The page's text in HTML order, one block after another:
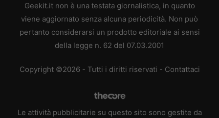
Geekit.it non è una testata giornalistica, in quanto
viene aggiornato senza alcuna periodicità. Non può
pertanto considerarsi un prodotto editoriale ai sensi
della legge n. 62 del 07.03.2001
Copyright ©2026 - Tutti i diritti riservati - Contattaci
Le attività pubblicitarie su questo sito sono gestite da